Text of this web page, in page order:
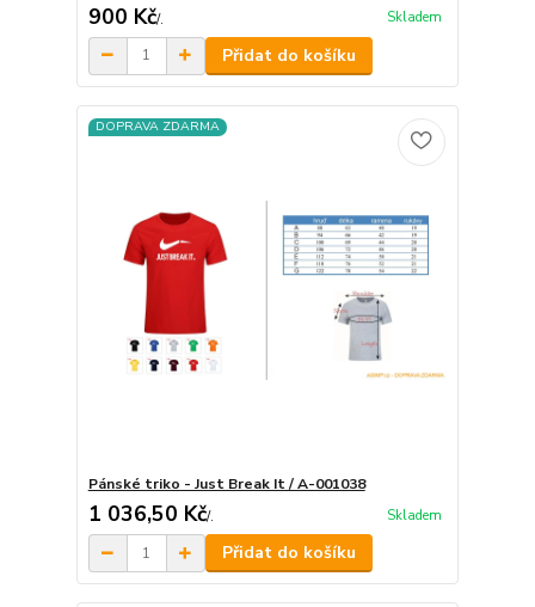
900 Kč/. Skladem
Přidat do košíku
DOPRAVA ZDARMA
Pánské triko - Just Break It / A-001038
1 036,50 Kč/. Skladem
Přidat do košíku